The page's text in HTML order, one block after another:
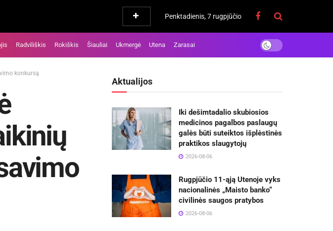
Penktadienis, 7 rugpjūčio
Radviliškis Rokiškis Šiauliai Ukmergė Utena Zarasai
konkursą
Aktualijos
Iki dešimtadalio skubiosios
medicinos pagalbos paslaugų
galės būti suteiktos išplėstinės
praktikos slaugytojų
2026-08-06
Rugpjūčio 11-ąją Utenoje vyks
nacionalinės „Maisto banko“
civilinės saugos pratybos
2026-08-06